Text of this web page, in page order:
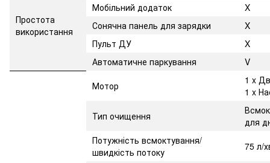
Простота
використання
Мобільний додаток
X
Сонячна панель для зарядки
X
Пульт ДУ
X
Автоматичне паркування
V
Мотор
1 x
1 x
Тип очищення
для
Потужність всмоктування/
швидкість потоку
75 л/